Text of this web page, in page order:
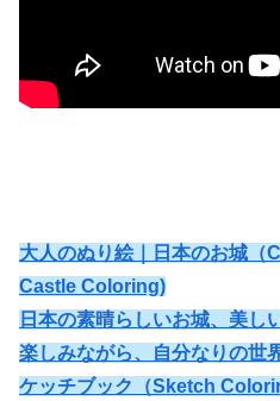
大人のぬり絵｜日本のお城
Castle Coloring)
日本の素晴らしいお城、美し
楽しみながら、自分なりの世
ケッチブック（Sketch